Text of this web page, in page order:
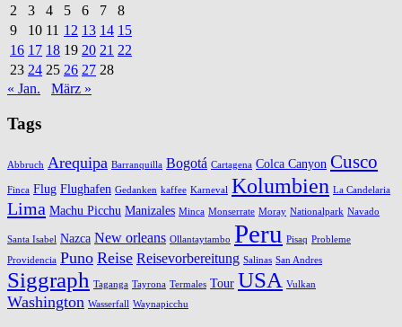
2
3 4 5 6 7
8
9
10 11 12 13 14 15
16 17 18 19 20 21 22
23 24 25 26 27 28
« Jan.
März »
Tags
Abbruch Arequipa Barranquilla Bogotá Cartagena Colca Canyon Cusco
Finca Flug Flughafen Gedanken kaffee Karneval Kolumbien La Candelaria
Lima Machu Picchu Manizales Minca Monserrate Moray Nationalpark Navado
Santa Isabel Nazca New orleans Ollantaytambo Peru Pisaq Probleme
Providencia Puno Reise Reisevorbereitung Salinas San Andres
Siggraph Taganga Tayrona Termales Tour USA Vulkan
Washington Wasserfall Waynapicchu